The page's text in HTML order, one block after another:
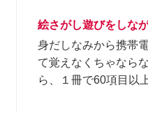
絵さがし遊びをしな
身だしなみから携帯
て覚えなくちゃなら
ら、１冊で60項目以